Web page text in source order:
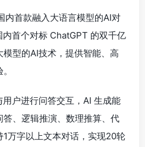
内首款融入大语言模型的AI对
首个对标 ChatGPT 的双千亿
型的AI技术，提供智能、高
户进行问答交互，AI 生成能
、逻辑推演、数理推算、代
万字以上文本对话，实现20轮